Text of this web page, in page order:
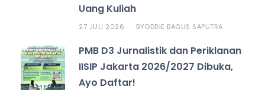
Uang Kuliah
27 JULI 2026 BYODDIE BAGUS SAPUTRA
PMB D3 Jurnalistik dan Periklanan
IISIP Jakarta 2026/2027 Dibuka,
Ayo Daftar!